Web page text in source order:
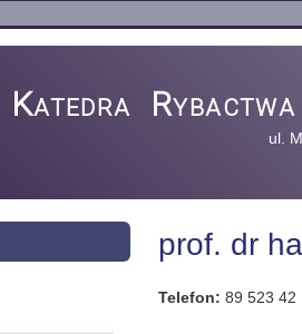
Katedra
ul.
prof. dr
Telefon: 89 523 42